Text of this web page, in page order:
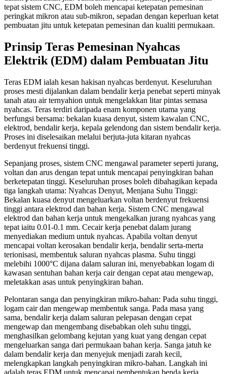
tepat sistem CNC, EDM boleh mencapai ketepatan pemesinan
peringkat mikron atau sub-mikron, sepadan dengan keperluan ketat
pembuatan jitu untuk ketepatan pemesinan dan kualiti permukaan.
Prinsip Teras Pemesinan Nyahcas
Elektrik (EDM) dalam Pembuatan Jitu
Teras EDM ialah kesan hakisan nyahcas berdenyut. Keseluruhan
proses mesti dijalankan dalam bendalir kerja penebat seperti minyak
tanah atau air ternyahion untuk mengelakkan litar pintas semasa
nyahcas. Teras terdiri daripada enam komponen utama yang
berfungsi bersama: bekalan kuasa denyut, sistem kawalan CNC,
elektrod, bendalir kerja, kepala gelendong dan sistem bendalir kerja.
Proses ini diselesaikan melalui berjuta-juta kitaran nyahcas
berdenyut frekuensi tinggi.
Sepanjang proses, sistem CNC mengawal parameter seperti jurang,
voltan dan arus dengan tepat untuk mencapai penyingkiran bahan
berketepatan tinggi. Keseluruhan proses boleh dibahagikan kepada
tiga langkah utama: Nyahcas Denyut, Menjana Suhu Tinggi:
Bekalan kuasa denyut mengeluarkan voltan berdenyut frekuensi
tinggi antara elektrod dan bahan kerja. Sistem CNC mengawal
elektrod dan bahan kerja untuk mengekalkan jurang nyahcas yang
tepat iaitu 0.01-0.1 mm. Cecair kerja penebat dalam jurang
menyediakan medium untuk nyahcas. Apabila voltan denyut
mencapai voltan kerosakan bendalir kerja, bendalir serta-merta
terionisasi, membentuk saluran nyahcas plasma. Suhu tinggi
melebihi 1000°C dijana dalam saluran ini, menyebabkan logam di
kawasan sentuhan bahan kerja cair dengan cepat atau mengewap,
meletakkan asas untuk penyingkiran bahan.
Pelontaran sanga dan penyingkiran mikro-bahan: Pada suhu tinggi,
logam cair dan mengewap membentuk sanga. Pada masa yang
sama, bendalir kerja dalam saluran pelepasan dengan cepat
mengewap dan mengembang disebabkan oleh suhu tinggi,
menghasilkan gelombang kejutan yang kuat yang dengan cepat
mengeluarkan sanga dari permukaan bahan kerja. Sanga jatuh ke
dalam bendalir kerja dan menyejuk menjadi zarah kecil,
melengkapkan langkah penyingkiran mikro-bahan. Langkah ini
adalah teras EDM untuk mencapai pembentukan benda kerja.